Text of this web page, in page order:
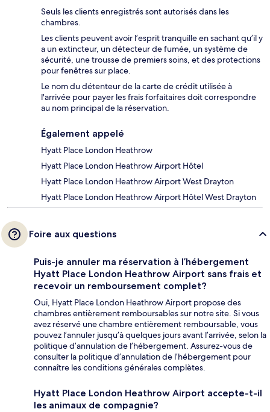
Seuls les clients enregistrés sont autorisés dans les
chambres.
Les clients peuvent avoir l’esprit tranquille en sachant qu’il y
a un extincteur, un détecteur de fumée, un système de
sécurité, une trousse de premiers soins, et des protections
pour fenêtres sur place.
Le nom du détenteur de la carte de crédit utilisée à
l'arrivée pour payer les frais forfaitaires doit correspondre
au nom principal de la réservation.
Également appelé
Hyatt Place London Heathrow
Hyatt Place London Heathrow Airport Hôtel
Hyatt Place London Heathrow Airport West Drayton
Hyatt Place London Heathrow Airport Hôtel West Drayton
Foire aux questions
Puis-je annuler ma réservation à l’hébergement
Hyatt Place London Heathrow Airport sans frais et
recevoir un remboursement complet?
Oui, Hyatt Place London Heathrow Airport propose des
chambres entièrement remboursables sur notre site. Si vous
avez réservé une chambre entièrement remboursable, vous
pouvez l’annuler jusqu’à quelques jours avant l’arrivée, selon la
politique d’annulation de l’hébergement. Assurez-vous de
consulter la politique d’annulation de l’hébergement pour
connaître les conditions générales complètes.
Hyatt Place London Heathrow Airport accepte-t-il
les animaux de compagnie?